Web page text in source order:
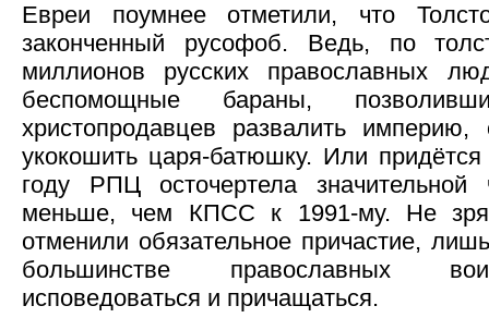
Евреи поумнее отметили, что
законченный русофоб. Ведь, по
миллионов русских православных
беспомощные бараны,
христопродавцев развалить
укокошить царя-батюшку. Или придётся
году РПЦ осточертела значительной
меньше, чем КПСС к 1991-му. Не
отменили обязательное причастие,
большинстве православных
исповедоваться и причащаться.